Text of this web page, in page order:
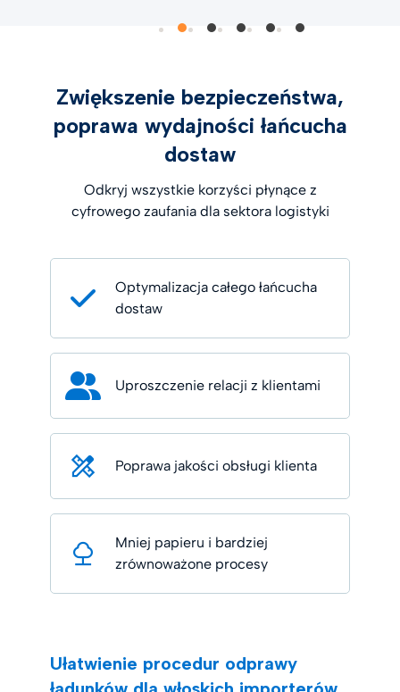
Zwiększenie bezpieczeństwa,
poprawa wydajności łańcucha
dostaw
Odkryj wszystkie korzyści płynące z
cyfrowego zaufania dla sektora logistyki
Optymalizacja całego łańcucha
dostaw
Uproszczenie relacji z klientami
Poprawa jakości obsługi klienta
Mniej papieru i bardziej
zrównoważone procesy
Ułatwienie procedur odprawy